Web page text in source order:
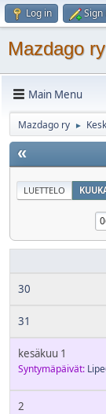
Log in Sign
Mazdago ry
Main Menu
Mazdago ry ►
«
LUETTELO
30
31
kesäkuu 1
Syntymäpäivät:
2